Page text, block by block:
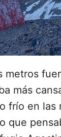
metros
más
frío en las
que